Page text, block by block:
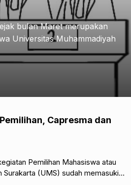
bulan Maret merupakan
Universitas Muhammadiyah
Capresma dan
Pemilihan Mahasiswa atau
(UMS) sudah memasuki